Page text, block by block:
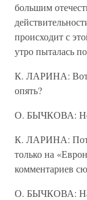
большим
происходит с
утро пыталась
К. ЛАРИНА: Вот
опять?
О. БЫЧКОВА: Не
К. ЛАРИНА:
только на
комментариев
О. БЫЧКОВА: На